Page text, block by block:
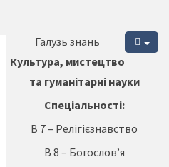
Галузь знань
Культура, мистецтво
та гуманітарні науки
Спеціальності:
В 7 – Релігієзнавство
В 8 – Богослов’я